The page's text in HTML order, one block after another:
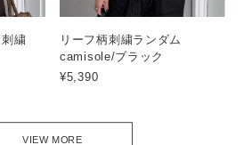
繍
リーフ柄刺繍ランダム
camisole/ブラック
¥5,390
VIEW MORE